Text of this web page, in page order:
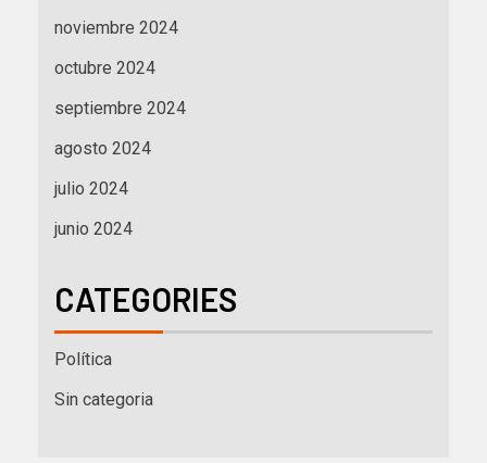
noviembre 2024
octubre 2024
septiembre 2024
agosto 2024
julio 2024
junio 2024
CATEGORIES
Política
Sin categoria